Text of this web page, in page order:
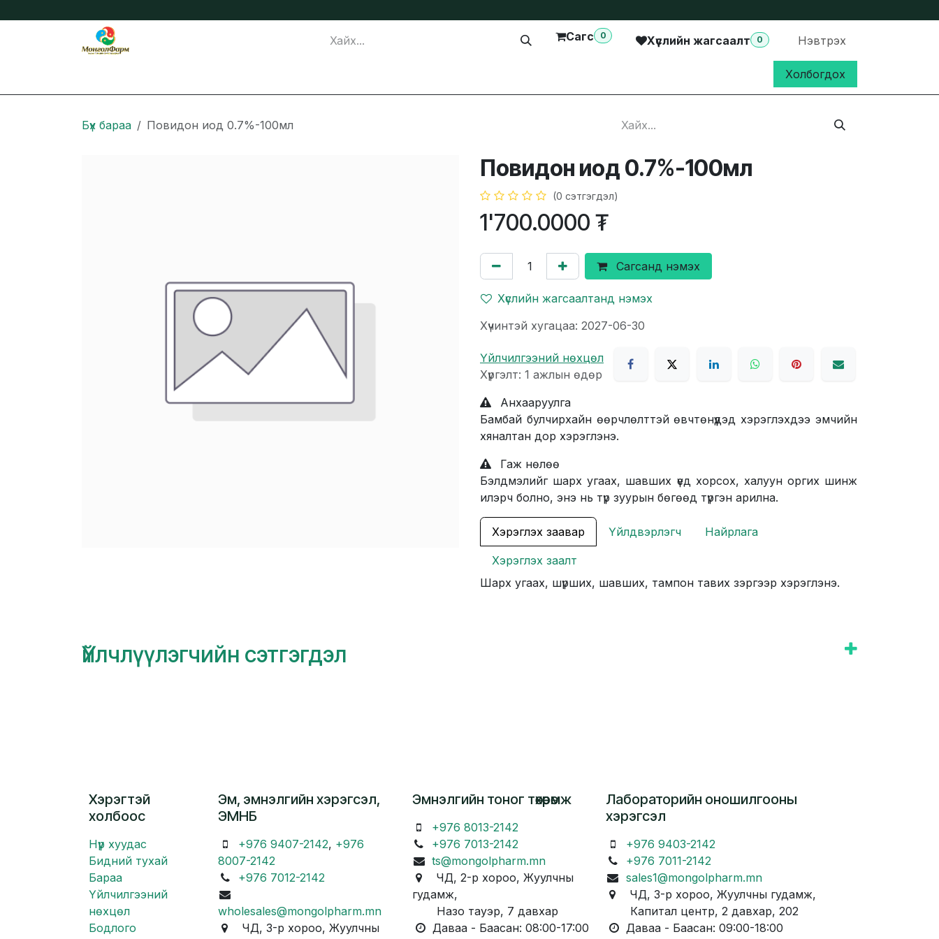
Сагс 0 Хүслийн жагсаалт 0 Нэвтрэх
Холбогдох
Бүх бараа Повидон иод 0.7%-100мл
Повидон иод 0.7%-100мл
(0 сэтгэгдэл)
1'700.0000 ₮
Сагсанд нэмэх
Хүслийн жагсаалтанд нэмэх
Хүчинтэй хугацаа: 2027-06-30
Үйлчилгээний нөхцөл
Хүргэлт: 1 ажлын өдөр
Анхааруулга
Бамбай булчирхайн өөрчлөлттэй өвчтөнүүдэд хэрэглэхдээ эмчийн
хяналтан дор хэрэглэнэ.
Гаж нөлөө
Бэлдмэлийг шарх угаах, шавших үед хорсох, халуун оргих шинж
илэрч болно, энэ нь түр зуурын бөгөөд түргэн арилна.
Хэрэглэх заавар Үйлдвэрлэгч Найрлага
Хэрэглэх заалт
Шарх угаах, шүрших, шавших, тампон тавих зэргээр хэрэглэнэ.
Үйлчлүүлэгчийн сэтгэгдэл
Хэрэгтэй
холбоос
Нүүр хуудас
Бидний тухай
Бараа
Үйлчилгээний
нөхцөл
Бодлого
Эм, эмнэлгийн хэрэгсэл,
ЭМНБ
+976 9407-2142, +976
8007-2142
+976 7012-2142
wholesales@mongolpharm.mn
ЧД, 3-р хороо, Жуулчны
Лабораторийн оношилгооны
хэрэгсэл
+976 9403-2142
+976 7011-2142
sales1@mongolpharm.mn
ЧД, 3-р хороо, Жуулчны гудамж,
Капитал центр, 2 давхар, 202
Даваа - Баасан: 09:00-18:00
Эмнэлгийн тоног төхөөрөмж
+976 8013-2142
+976 7013-2142
ts@mongolpharm.mn
ЧД, 2-р хороо, Жуулчны
гудамж,
Назо тауэр, 7 давхар
Даваа - Баасан: 08:00-17:00